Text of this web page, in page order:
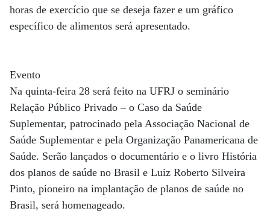
horas de exercício que se deseja fazer e um gráfico
específico de alimentos será apresentado.
Evento
Na quinta-feira 28 será feito na UFRJ o seminário
Relação Público Privado – o Caso da Saúde
Suplementar, patrocinado pela Associação Nacional de
Saúde Suplementar e pela Organização Panamericana de
Saúde. Serão lançados o documentário e o livro História
dos planos de saúde no Brasil e Luiz Roberto Silveira
Pinto, pioneiro na implantação de planos de saúde no
Brasil, será homenageado.